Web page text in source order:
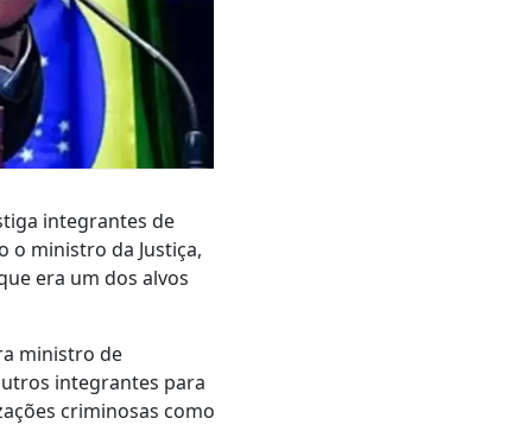
integrantes de
o ministro da Justiça,
era um dos alvos
ministro de
integrantes para
criminosas como